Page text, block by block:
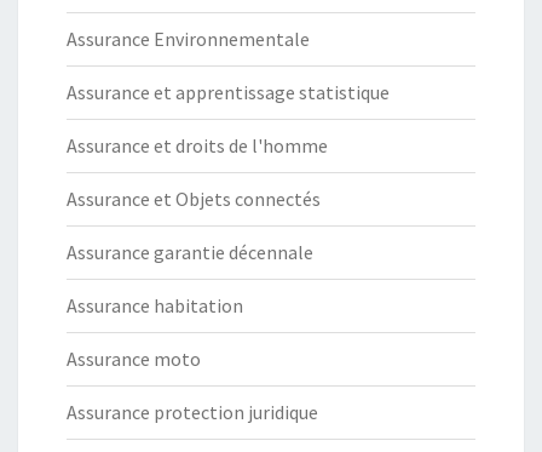
Assurance Environnementale
Assurance et apprentissage statistique
Assurance et droits de l'homme
Assurance et Objets connectés
Assurance garantie décennale
Assurance habitation
Assurance moto
Assurance protection juridique